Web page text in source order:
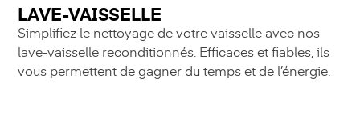
LAVE-VAISSELLE
Simplifiez le nettoyage de votre vaisselle avec nos
lave-vaisselle reconditionnés. Efficaces et fiables, ils
vous permettent de gagner du temps et de l’énergie.